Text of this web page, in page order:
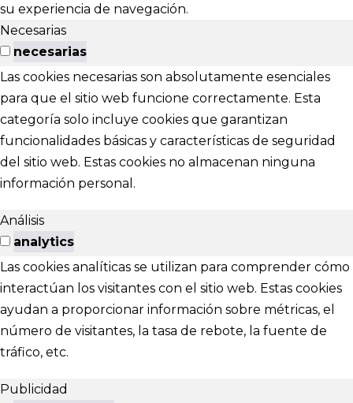
su experiencia de navegación.
Necesarias
necesarias
Las cookies necesarias son absolutamente esenciales
para que el sitio web funcione correctamente. Esta
categoría solo incluye cookies que garantizan
funcionalidades básicas y características de seguridad
del sitio web. Estas cookies no almacenan ninguna
información personal.
Análisis
analytics
Las cookies analíticas se utilizan para comprender cómo
interactúan los visitantes con el sitio web. Estas cookies
ayudan a proporcionar información sobre métricas, el
número de visitantes, la tasa de rebote, la fuente de
tráfico, etc.
Publicidad